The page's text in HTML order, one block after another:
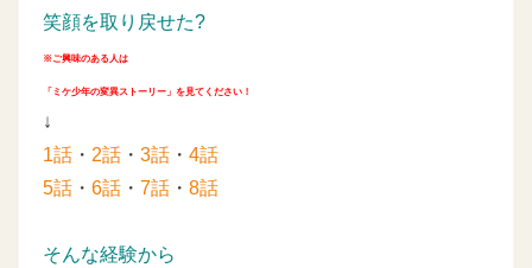
笑顔を取り戻せた?
※ご興味のある人は
「ミケ少年の変異ストーリー」を見てください！
↓
1話 ・ 2話 ・ 3話 ・ 4話
5話 ・ 6話 ・ 7話 ・ 8話
そんな経験から